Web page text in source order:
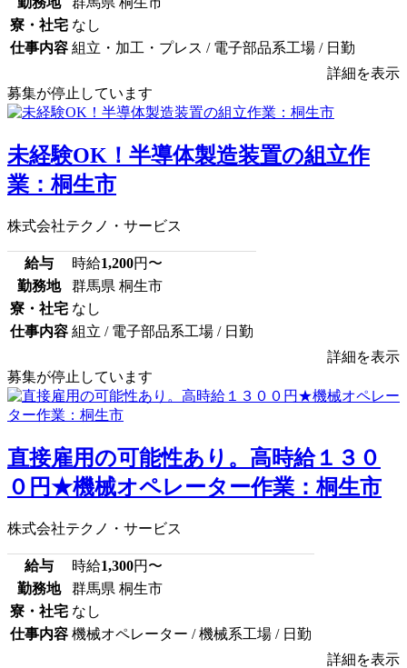
寮・社宅 なし
仕事内容 組立・加工・プレス / 電子部品系工場 / 日勤
詳細を表示
募集が停止しています
未経験OK！半導体製造装置の組立作
業：桐生市
株式会社テクノ・サービス
給与 時給1,200円〜
勤務地
群馬県 桐生市
寮・社宅 なし
仕事内容 組立 / 電子部品系工場 / 日勤
詳細を表示
募集が停止しています
直接雇用の可能性あり。高時給１３０
０円★機械オペレーター作業：桐生市
株式会社テクノ・サービス
給与 時給1,300円〜
勤務地
群馬県 桐生市
寮・社宅 なし
仕事内容 機械オペレーター / 機械系工場 / 日勤
詳細を表示